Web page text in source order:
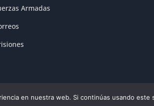
Armadas
Política de Privacidad|Condiciones
en nuestra web. Si continúas usando